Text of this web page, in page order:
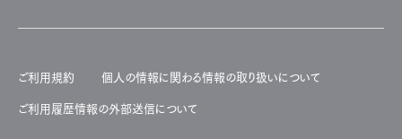
ご利用規約 個人の情報に関わる情報の取り扱いについて
ご利用履歴情報の外部送信について